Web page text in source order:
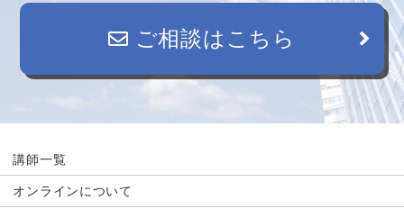
ご相談はこちら
講師一覧
オンラインについて